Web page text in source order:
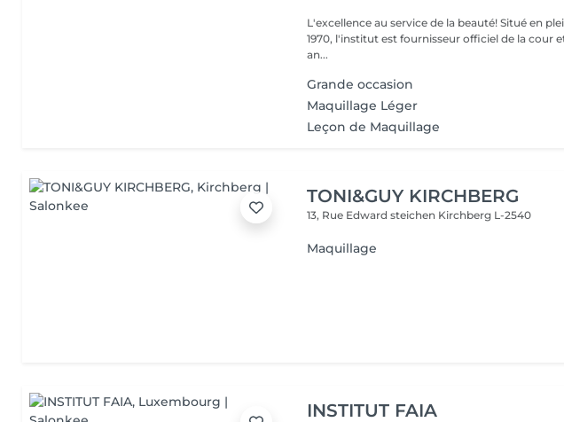
L'excellence au service de la beauté! Situé en plein centre-ville depuis
1970, l'institut est fournisseur officiel de la cour
an...
Grande occasion
Maquillage Léger
Leçon de Maquillage
TONI&GUY KIRCHBERG
13, Rue Edward steichen Kirchberg L-2540
Maquillage
INSTITUT FAIA